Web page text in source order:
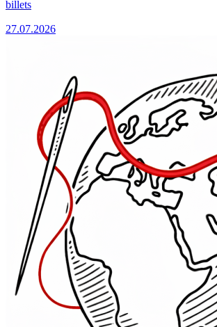
billets
27.07.2026